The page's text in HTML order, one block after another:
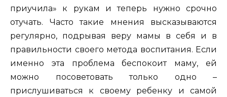
приучила» к рукам и теперь нужно срочно
отучать. Часто такие мнения высказываются
регулярно, подрывая веру мамы в себя и в
правильности своего метода воспитания. Если
именно эта проблема беспокоит маму, ей
можно посоветовать только одно –
прислушиваться к своему ребенку и самой